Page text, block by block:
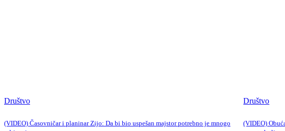
Društvo
(VIDEO) Časovničar i planinar Zijo: Da bi bio uspešan majstor potrebno je mnogo
Društvo
(VIDEO)